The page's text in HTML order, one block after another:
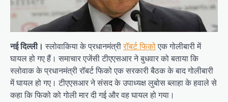
नई दिल्ली। स्लोवाकिया के प्रधानमंत्रीरॉबर्ट फिकोएक गोलीबारी में
घायल हो गए हैं। समाचार एजेंसी टीएएसआर ने बुधवार को बताया कि
स्लोवाक के प्रधानमंत्री रॉबर्ट फिको एक सरकारी बैठक के बाद गोलीबारी
में घायल हो गए। टीएएसआर ने संसद के उपाध्यक्ष लुबोस ब्लाहा के हवाले से
कहा कि फिको को गोली मार दी गई और वह घायल हो गया।